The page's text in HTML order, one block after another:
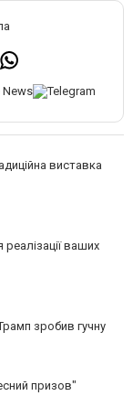
виставка
ваших
зробив гучну
призов"